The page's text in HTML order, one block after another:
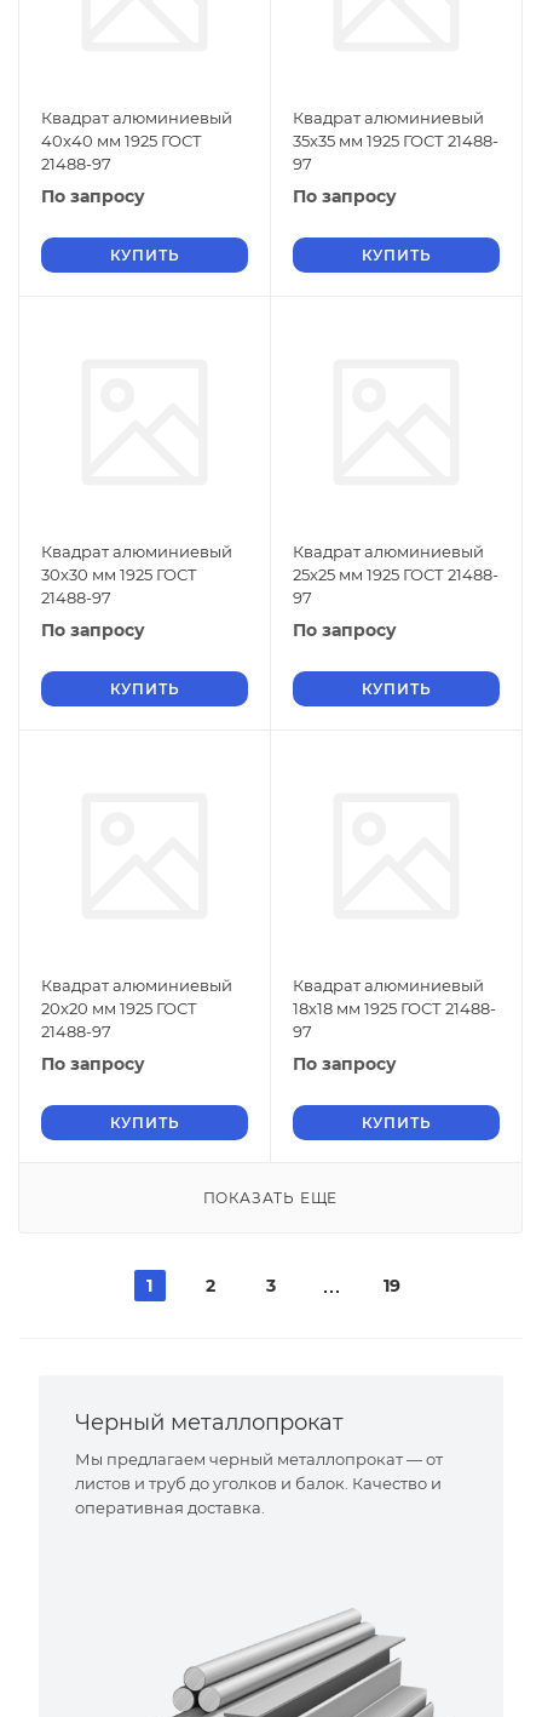
Квадрат алюминиевый
40х40 мм 1925 ГОСТ
21488-97
По запросу
КУПИТЬ
Квадрат алюминиевый
35х35 мм 1925 ГОСТ 21488-
97
По запросу
КУПИТЬ
Квадрат алюминиевый
30х30 мм 1925 ГОСТ
21488-97
По запросу
КУПИТЬ
Квадрат алюминиевый
25х25 мм 1925 ГОСТ 21488-
97
По запросу
КУПИТЬ
Квадрат алюминиевый
20х20 мм 1925 ГОСТ
21488-97
По запросу
КУПИТЬ
Квадрат алюминиевый
18х18 мм 1925 ГОСТ 21488-
97
По запросу
КУПИТЬ
ПОКАЗАТЬ ЕЩЕ
1 2 3 19
Черный металлопрокат
Мы предлагаем черный металлопрокат — от
листов и труб до уголков и балок. Качество и
оперативная доставка.